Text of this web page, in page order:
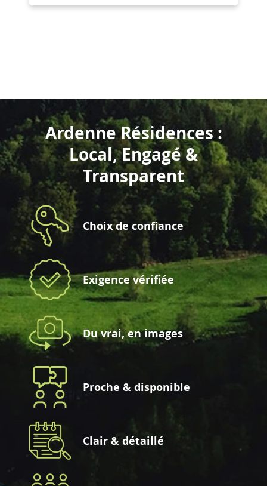
Ardenne Résidences :
Local, Engagé &
Transparent
Choix de confiance
Exigence vérifiée
Du vrai, en images
Proche & disponible
Clair & détaillé